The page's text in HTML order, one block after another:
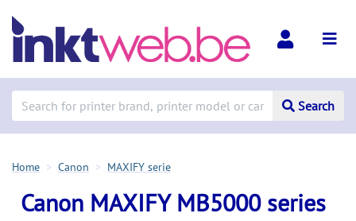
Search
Home Canon MAXIFY serie
Canon MAXIFY MB5000 series